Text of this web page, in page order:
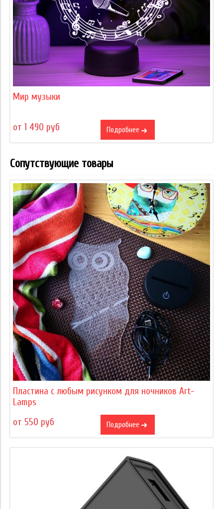
Мир музыки
от 1 490 руб Подробнее
Сопутствующие товары
Пластина с любым рисунком для ночников Art-
Lamps
от 550 руб
Подробнее